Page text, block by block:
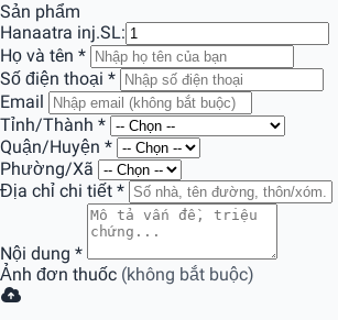
Sản phẩm
Hanaatra inj.SL:
Họ và tên *
Số điện thoại *
Email
Tỉnh/Thành *
Quận/Huyện *
Phường/Xã
Địa chỉ chi tiết *
Nội dung *
Ảnh đơn thuốc (không bắt buộc)